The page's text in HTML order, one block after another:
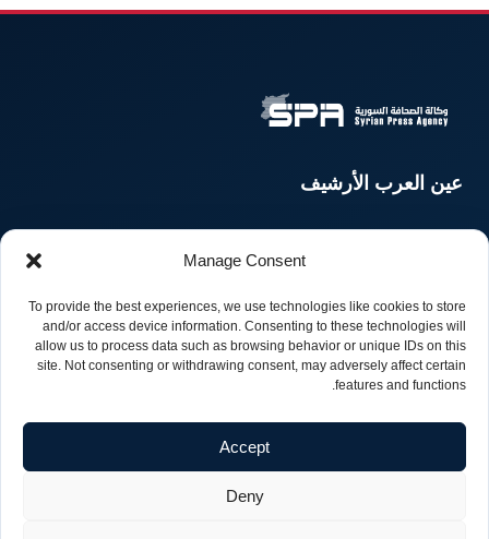
Manage Consent
To provide the best experiences, we use technologies like cookies to store
and/or access device information. Consenting to these technologies will
allow us to process data such as browsing behavior or unique IDs on this
site. Not consenting or withdrawing consent, may adversely affect certain
features and functions.
Accept
Deny
عين العرب الأرشيف
الأخبار
السوريون حول العالم
منوعات وسائط متعددة